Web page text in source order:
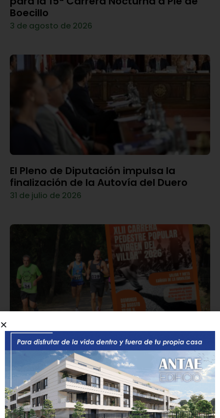
Boecillo
3 de agosto de 2026
El Pleno de Diputación impulsa la
finalización de la Autovía del Duero
31 de julio de 2026
Laguna abre las inscripciones este
sábado para su tradicional Carrera
Pedestre Popular ‘Virgen del Villar’
30 de julio de 2026